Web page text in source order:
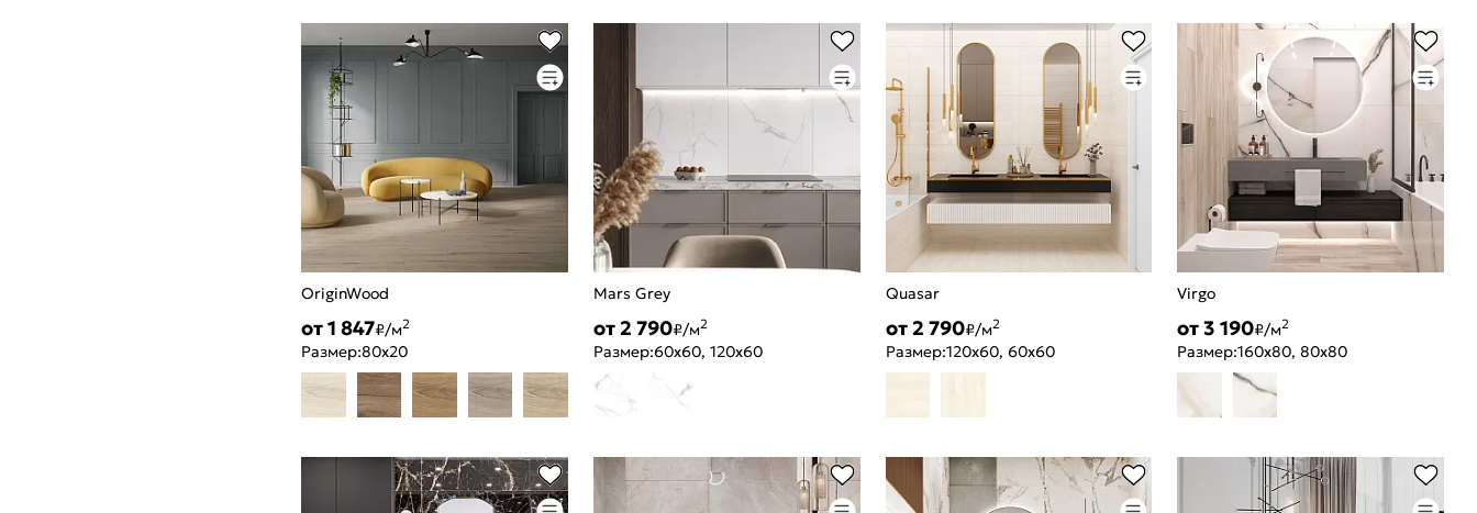
OriginWood
от 1 847₽/м2
Размер:80x20
Mars Grey
от 2 790₽/м2
Размер:60x60, 120x60
Quasar
от 2 790₽/м2
Размер:120x60, 60x60
Virgo
от 3 190₽/м2
Размер:160x80, 80x80